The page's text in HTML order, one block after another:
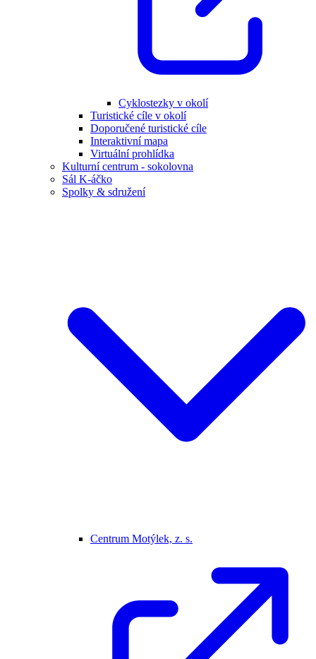
Cyklostezky v okolí
Turistické cíle v okolí
Doporučené turistické cíle
Interaktivní mapa
Virtuální prohlídka
Kulturní centrum - sokolovna
Sál K-áčko
Spolky & sdružení
Centrum Motýlek, z. s.